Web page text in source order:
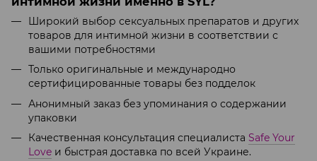
Широкий выбор сексуальных препаратов и других
товаров для интимной жизни в соответствии с
вашими потребностями
Только оригинальные и международно
сертифицированные товары без подделок
Анонимный заказ без упоминания о содержании
упаковки
Качественная консультация специалиста Safe Your
Love и быстрая доставка по всей Украине.